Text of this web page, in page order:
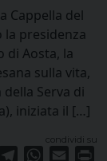
Cappella del
presidenza
di Aosta, la
sulla vita,
Serva di
iniziata il […]
condividi su
LinkedInTelegramWhatsApp
Email